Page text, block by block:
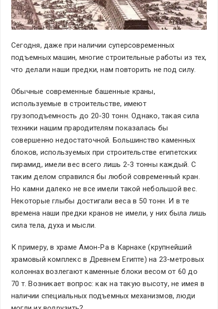
Сегодня, даже при наличии суперсовременных
подъемных машин, многие строительные работы из тех,
что делали наши предки, нам повторить не под силу.
Обычные современные башенные краны,
используемые в строительстве, имеют
грузоподъемность до 20-30 тонн. Однако, такая сила
техники нашим прародителям показалась бы
совершенно недостаточной. Большинство каменных
блоков, используемых при строительстве египетских
пирамид, имели вес всего лишь 2-3 тонны каждый. С
таким делом справился бы любой современный кран.
Но камни далеко не все имели такой небольшой вес.
Некоторые глыбы достигали веса в 50 тонн. И в те
времена наши предки кранов не имели, у них была лишь
сила тела, духа и мысли.
К примеру, в храме Амон-Ра в Карнаке (крупнейший
храмовый комплекс в Древнем Египте) на 23-метровых
колоннах возлегают каменные блоки весом от 60 до
70 т. Возникает вопрос: как на такую высоту, не имея в
наличии специальных подъемных механизмов, люди